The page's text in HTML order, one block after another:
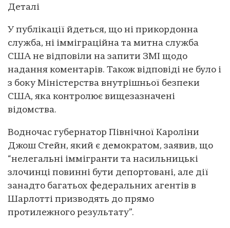
Деталі
У публікації йдеться, що ні прикордонна
служба, ні імміграційна та митна служба
США не відповіли на запити ЗМІ щодо
надання коментарів. Також відповіді не було і
з боку Міністерства внутрішньої безпеки
США, яка контролює вищезазначені
відомства.
Водночас губернатор Північної Кароліни
Джош Стейн, який є демократом, заявив, що
“нелегальні іммігранти та насильницькі
злочинці повинні бути депортовані, але дії
занадто багатьох федеральних агентів в
Шарлотті призводять до прямо
протилежного результату”.